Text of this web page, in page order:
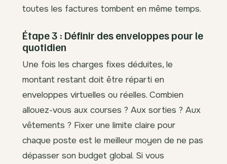
toutes les factures tombent en même temps.
Étape 3 : Définir des enveloppes pour le
quotidien
Une fois les charges fixes déduites, le
montant restant doit être réparti en
enveloppes virtuelles ou réelles. Combien
allouez-vous aux courses ? Aux sorties ? Aux
vêtements ? Fixer une limite claire pour
chaque poste est le meilleur moyen de ne pas
dépasser son budget global. Si vous